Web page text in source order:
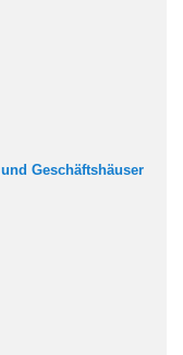
Geschäftshäuser